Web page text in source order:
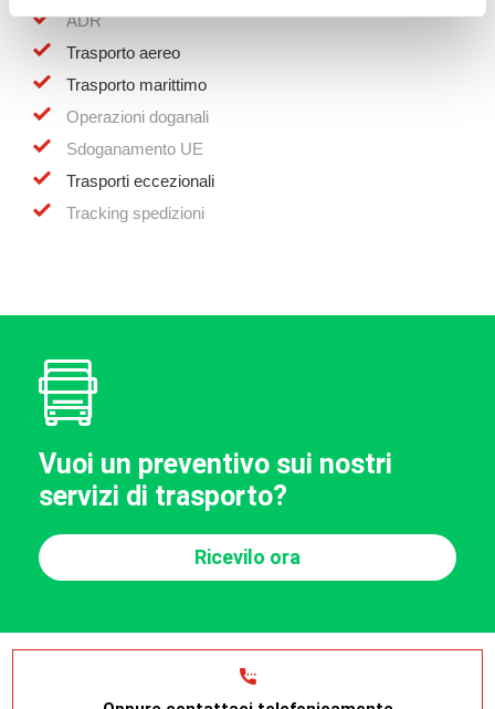
ADR
Trasporto aereo
Trasporto marittimo
Operazioni doganali
Sdoganamento UE
Trasporti eccezionali
Tracking spedizioni
Vuoi un preventivo sui nostri
servizi di trasporto?
Ricevilo ora